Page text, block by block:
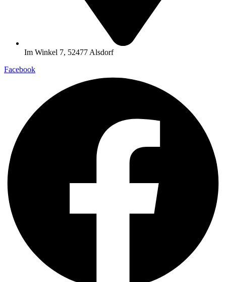
Im Winkel 7, 52477 Alsdorf
Facebook